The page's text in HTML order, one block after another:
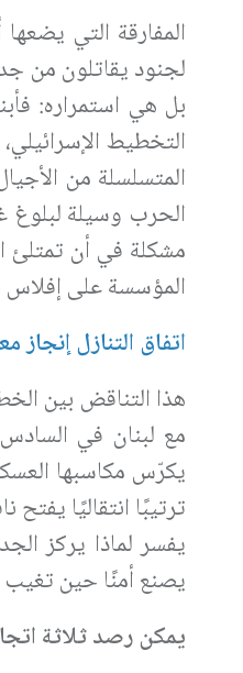
المفارقة التي
لجنود يقاتلون من
بل هي استمراره:
التخطيط
المتسلسلة من
الحرب وسيلة لبلوغ
مشكلة في أن تمتلئ
المؤسسة على إفلاس
اتفاق التنازل
هذا التناقض بين
مع لبنان في
يكرّس مكاسبها
ترتيبًا انتقاليًا
يفسر لماذا يركز
يصنع أمنًا حين تغيب
يمكن رصد ثلاثة